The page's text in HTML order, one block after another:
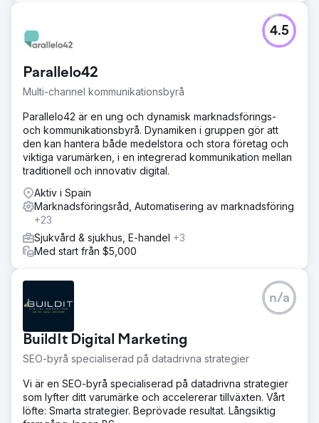
Parallelo42
Multi-channel kommunikationsbyrå
4.5
Parallelo42 är en ung och dynamisk marknadsförings-
och kommunikationsbyrå. Dynamiken i gruppen gör att
den kan hantera både medelstora och stora företag och
viktiga varumärken, i en integrerad kommunikation mellan
traditionell och innovativ digital.
Aktiv i Spain
Marknadsföringsråd, Automatisering av marknadsföring
+23
Sjukvård & sjukhus, E-handel +3
Med start från $5,000
BuildIt Digital Marketing
SEO-byrå specialiserad på datadrivna strategier
n/a
Vi är en SEO-byrå specialiserad på datadrivna strategier
som lyfter ditt varumärke och accelererar tillväxten. Vårt
löfte: Smarta strategier. Beprövade resultat. Långsiktig